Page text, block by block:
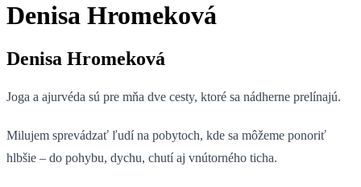
Denisa Hromeková
Denisa Hromeková
Joga a ajurvéda sú pre mňa dve cesty, ktoré sa nádherne prelínajú.
Milujem sprevádzať ľudí na pobytoch, kde sa môžeme ponoriť
hlbšie – do pohybu, dychu, chutí aj vnútorného ticha.